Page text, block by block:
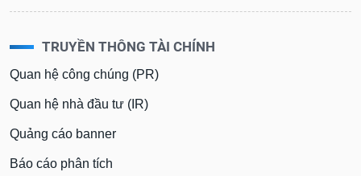
TRUYỀN THÔNG TÀI CHÍNH
Quan hệ công chúng (PR)
Quan hệ nhà đầu tư (IR)
Quảng cáo banner
Báo cáo phân tích